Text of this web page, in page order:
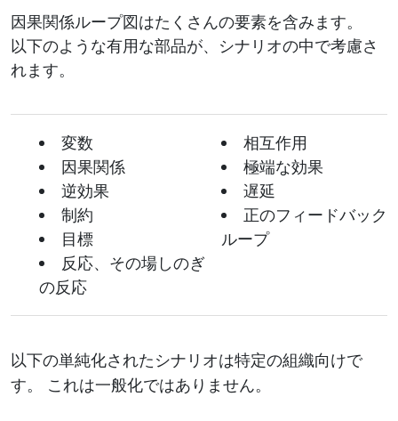
因果関係ループ図はたくさんの要素を含みます。
以下のような有用な部品が、シナリオの中で考慮さ
れます。
変数
因果関係
逆効果
制約
目標
反応、その場しのぎ
の反応
相互作用
極端な効果
遅延
正のフィードバック
ループ
以下の単純化されたシナリオは特定の組織向けで
す。 これは一般化ではありません。